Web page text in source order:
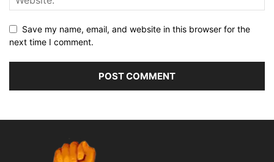
Save my name, email, and website in this browser for the
next time I comment.